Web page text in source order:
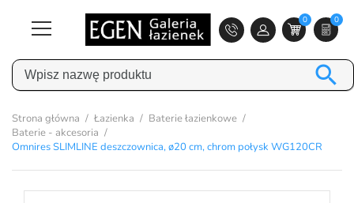
0 0

Strona główna Łazienka
Baterie łazienkowe
Baterie - akcesoria
Omnires SLIMLINE deszczownica, ø20 cm, chrom połysk WG120CR